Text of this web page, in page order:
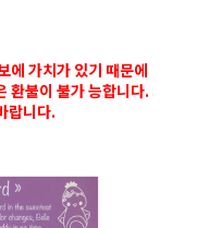
에 가치가 있기 때문에
환불이 불가 능합니다.
랍니다.